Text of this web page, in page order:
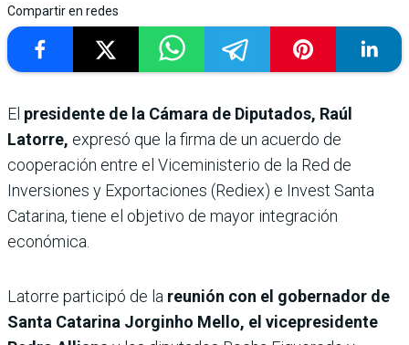
Compartir en redes
El presidente de la Cámara de Diputados, Raúl
Latorre, expresó que la firma de un acuerdo de
cooperación entre el Viceministerio de la Red de
Inversiones y Exportaciones (Rediex) e Invest Santa
Catarina, tiene el objetivo de mayor integración
económica.
Latorre participó de la reunión con el gobernador de
Santa Catarina Jorginho Mello, el vicepresidente